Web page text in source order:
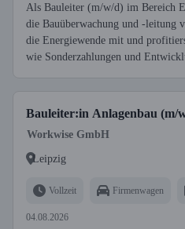
Als Bauleiter (m/w/d) im Bereich
die Bauüberwachung und -leitung
die Energiewende mit und
wie Sonderzahlungen und
Bauleiter:in Anlagenbau (m/
Workwise GmbH
Leipzig
Vollzeit Firmenwagen
04.08.2026